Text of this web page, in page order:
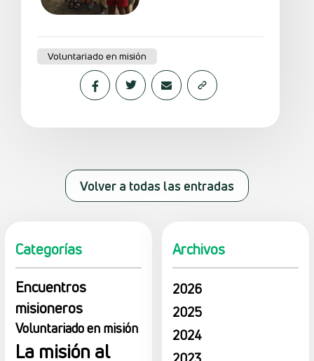
Voluntariado en misión
Volver a todas las entradas
Categorías
Encuentros
misioneros
Voluntariado en misión
La misión al
Archivos
2026
2025
2024